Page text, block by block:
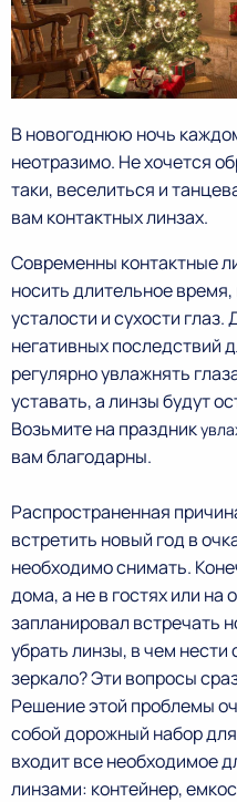
В новогоднюю ночь
неотразимо. Не хочется
таки, веселиться и
вам контактных линзах.
Современны контактные
носить длительное
усталости и сухости
негативных последствий
регулярно увлажнять
уставать, а линзы будут
Возьмите на праздник
вам благодарны.
Распространенная
встретить новый год в
необходимо снимать.
дома, а не в гостях или на
запланировал встречать
убрать линзы, в чем нести
зеркало? Эти вопросы
Решение этой проблемы
собой дорожный набор
входит все необходимое
линзами: контейнер,